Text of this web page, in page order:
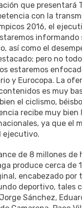
que presentará
con la
2016, el
informando
así como el
pero no
estaremos
y Eurocopa. La
es muy
el ciclismo,
recibe muy
ya que el
ejecutivo.
de 8 millones de
produce cerca de
encabezado por
deportivo, tales
Sánchez,